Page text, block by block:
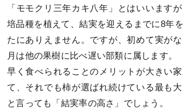
「モモクリ三年カキ八年」とはいいます
培品種を植えて、結実を迎えるまでに8年
たにありえません。ですが、初めて実が
月は他の果樹に比べ遅い部類に属します。
早く食べられることのメリットが大きい
て、それでも柿が選ばれ続けている最も
と言っても「結実率の高さ」でしょう。